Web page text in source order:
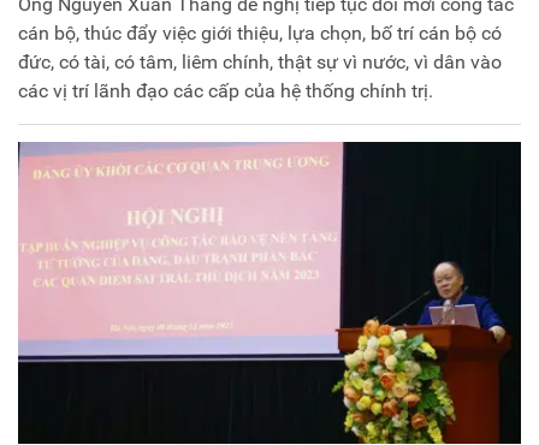
cán bộ, thúc đẩy việc giới thiệu, lựa chọn, bố trí cán bộ có
đức, có tài, có tâm, liêm chính, thật sự vì nước, vì dân vào
các vị trí lãnh đạo các cấp của hệ thống chính trị.